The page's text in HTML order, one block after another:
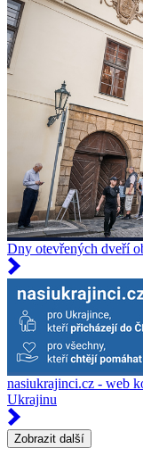
Dny otevřených dveří
nasiukrajinci.cz - web
Ukrajinu
Zobrazit další